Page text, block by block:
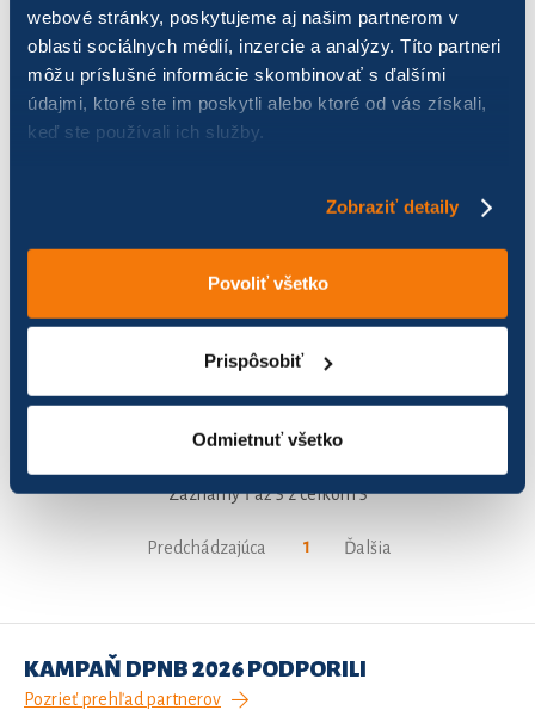
webové stránky, poskytujeme aj našim partnerom v
oblasti sociálnych médií, inzercie a analýzy. Títo partneri
môžu príslušné informácie skombinovať s ďalšími
údajmi, ktoré ste im poskytli alebo ktoré od vás získali,
keď ste používali ich služby.
Zobraziť detaily
Povoliť všetko
Prispôsobiť
Odmietnuť všetko
Zobraziť výsledkov
751,30
Nezábudky Hoval 104 1 039,71
Záznamy 1 až 5 z celkom 5
Predchádzajúca 1 Ďalšia
KAMPAŇ DPNB 2026 PODPORILI
Pozrieť prehľad partnerov